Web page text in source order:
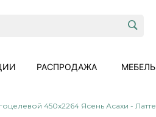
РАСПРОДАЖА
450x2264 Ясень Асахи -